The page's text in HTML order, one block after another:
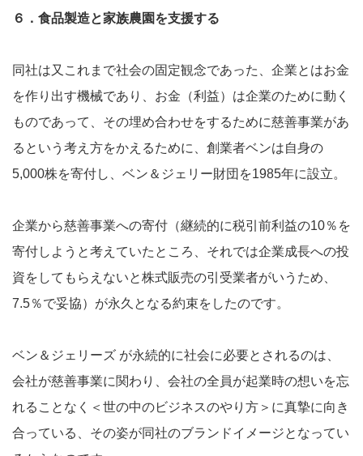
６．食品製造と家族農園を支援する
同社は又これまで社会の固定観念であった、企業とはお金
を作り出す機械であり、お金（利益）は企業のために動く
ものであって、その埋め合わせをするために慈善事業があ
るという考え方をかえるために、創業者ベンは自身の
5,000株を寄付し、ベン＆ジェリー財団を1985年に設立。
企業から慈善事業への寄付（継続的に税引前利益の10％を
寄付しようと考えていたところ、それでは企業成長への投
資をしてもらえないと株式販売の引受業者がいうため、
7.5％で妥協）が永久となる約束をしたのです。
ベン＆ジェリーズ が永続的に社会に必要とされるのは、
会社が慈善事業に関わり、会社の全員が起業時の想いを忘
れることなく＜世の中のビジネスのやり方＞に真摯に向き
合っている、その姿が同社のブランドイメージとなってい